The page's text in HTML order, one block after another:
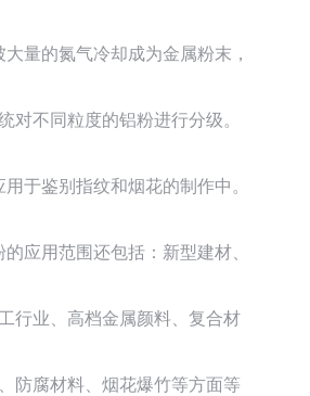
量的氮气冷却成为金属粉末，
对不同粒度的铝粉进行分级。
于鉴别指纹和烟花的制作中。
应用范围还包括：新型建材、
行业、高档金属颜料、复合材
防腐材料、烟花爆竹等方面等